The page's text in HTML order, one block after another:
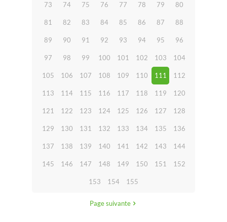
73 74 75 76 77 78 79 80
81 82 83 84 85 86 87 88
89 90 91 92 93 94 95 96
97 98 99 100 101 102 103 104
105 106 107 108 109 110 111 112
113 114 115 116 117 118 119 120
121 122 123 124 125 126 127 128
129 130 131 132 133 134 135 136
137 138 139 140 141 142 143 144
145 146 147 148 149 150 151 152
153 154 155
Page suivante